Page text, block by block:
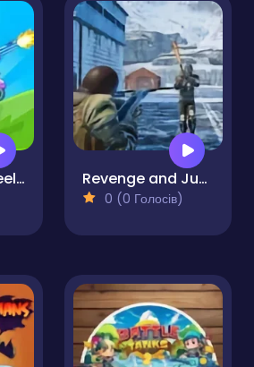
Tank Arena Steel Battle Revenge and Justice Third Person
0 (0 Голосів)